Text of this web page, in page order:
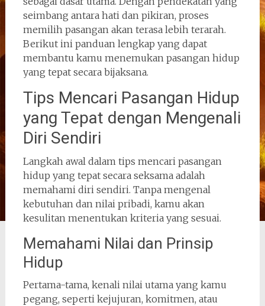
seimbang antara hati dan pikiran, proses
memilih pasangan akan terasa lebih terarah.
Berikut ini panduan lengkap yang dapat
membantu kamu menemukan pasangan hidup
yang tepat secara bijaksana.
Tips Mencari Pasangan Hidup
yang Tepat dengan Mengenali
Diri Sendiri
Langkah awal dalam tips mencari pasangan
hidup yang tepat secara seksama adalah
memahami diri sendiri. Tanpa mengenal
kebutuhan dan nilai pribadi, kamu akan
kesulitan menentukan kriteria yang sesuai.
Memahami Nilai dan Prinsip
Hidup
Pertama-tama, kenali nilai utama yang kamu
pegang, seperti kejujuran, komitmen, atau